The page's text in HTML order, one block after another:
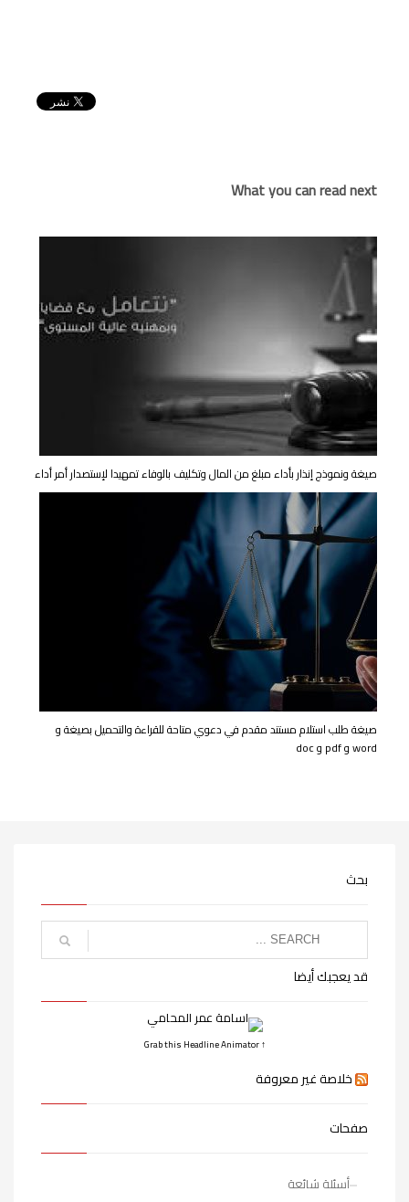
What you can read next
صيغة ونموذج إنذار بأداء مبلغ من المال وتكليف بالوفاء تمهيدا لإستصدار أمر أداء
صيغة طلب استلام مستند مقدم في دعوي متاحة للقراءة والتحميل بصيغة و
word و pdf و doc
بحث
قد يعجبك أيضا
↑ Grab this Headline Animator
خلاصة غير معروفة
صفحات
أسئلة شائعة